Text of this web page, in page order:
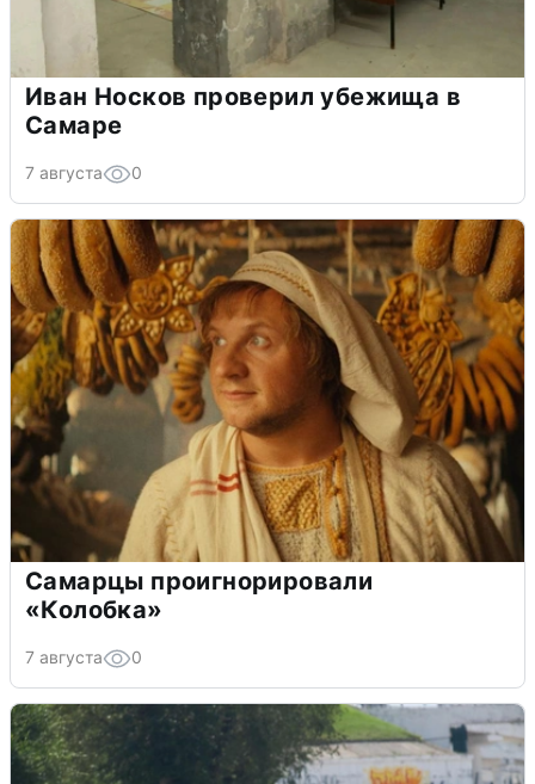
Иван Носков проверил убежища в
Самаре
7 августа 0
Самарцы проигнорировали
«Колобка»
7 августа 0